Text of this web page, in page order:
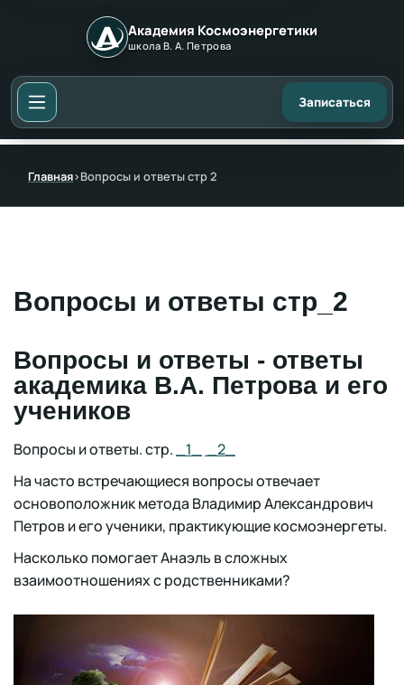
Академия Космоэнергетики
школа В. А. Петрова
Записаться
Главная›Вопросы и ответы стр 2
Вопросы и ответы стр_2
Вопросы и ответы - ответы
академика В.А. Петрова и его
учеников
Вопросы и ответы. стр. _1_
_2_
На часто встречающиеся вопросы отвечает
основоположник метода Владимир Александрович
Петров и его ученики, практикующие космоэнергеты.
Насколько помогает Анаэль в сложных
взаимоотношениях с родственниками?